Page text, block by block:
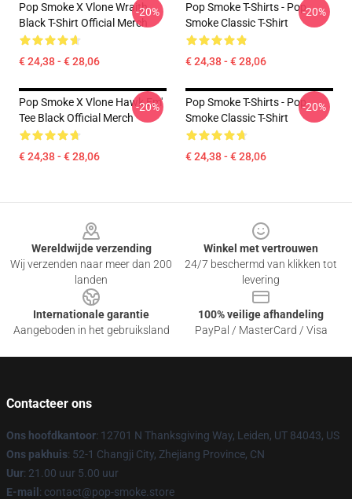
Pop Smoke X Vlone Wraith
Black T-Shirt Official Merch
€ 24,38 - € 28,06
-20%
Pop Smoke T-Shirts - Pop
Smoke Classic T-Shirt
€ 24,38 - € 28,06
-20%
Pop Smoke X Vlone Hawk Em'
Tee Black Official Merch
€ 24,38 - € 28,06
-20%
Pop Smoke T-Shirts - Pop
Smoke Classic T-Shirt
€ 24,38 - € 28,06
-20%
Wereldwijde verzending
Wij verzenden naar meer dan 200
landen
Winkel met vertrouwen
24/7 beschermd van klikken tot
levering
Internationale garantie
Aangeboden in het gebruiksland
100% veilige afhandeling
PayPal / MasterCard / Visa
Contacteer ons
Ons hoofdkantoor: 12701 N Thanksgiving Way, Leiden, UT 84043, US
Ons pakhuis: 52-1 Changji City, Zhejiang Province, CN
Uur: 21.00 uur 5.00 uur
E-mail : contact@pop-smoke.store